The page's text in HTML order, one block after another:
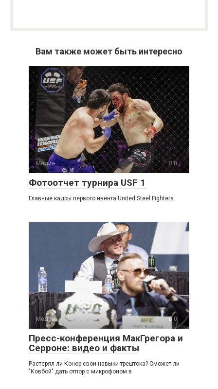
Вам также может быть интересно
Медиа 0
Фотоотчет турнира USF 1
Главные кадры первого ивента United Steel Fighters.
Медиа 0
Пресс-конференция МакГрегора и
Серроне: видео и факты
Растерял ли Конор свои навыки трештока? Сможет ли
"Ковбой" дать отпор с микрофоном в